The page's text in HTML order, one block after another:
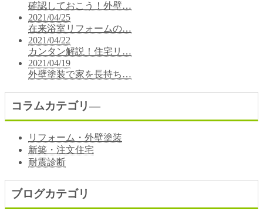
確認しておこう！外壁…
2021/04/25
在来浴室リフォームの…
2021/04/22
カンタン解説！住宅リ…
2021/04/19
外壁塗装で家を長持ち…
コラムカテゴリ―
リフォーム・外壁塗装
新築・注文住宅
耐震診断
ブログカテゴリ